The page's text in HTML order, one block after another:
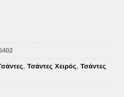
, Τσάντες Χειρός, Τσάντες